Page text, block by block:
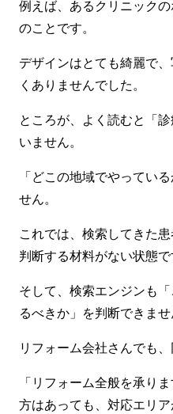
例えば、あるクリニック
のことです。
デザインはとても綺麗で
くありませんでした。
ところが、よく読むと「
いません。
「どこの地域でやってい
せん。
これでは、検索してきた
判断する材料がない状態で
そして、検索エンジンも
るべきか」を判断できませ
リフォーム会社さんでも
「リフォーム全般を承り
方はあっても、対応エリ